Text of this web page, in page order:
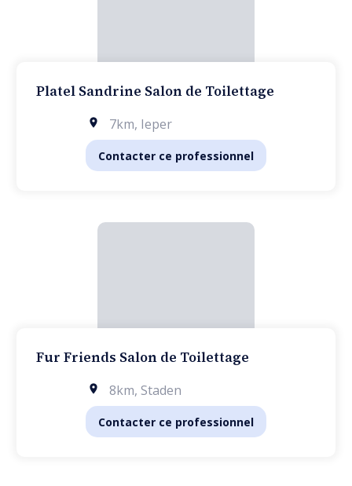
Platel Sandrine Salon de Toilettage
7km, Ieper
Contacter ce professionnel
Fur Friends Salon de Toilettage
8km, Staden
Contacter ce professionnel